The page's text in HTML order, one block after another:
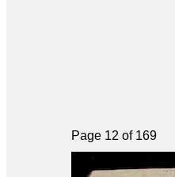
Page 12 of 169